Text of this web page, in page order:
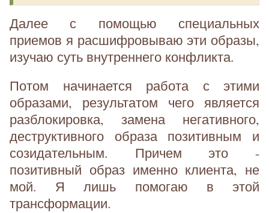
Далее с помощью специальных
приемов я расшифровываю эти образы,
изучаю суть внутреннего конфликта.
Потом начинается работа с этими
образами, результатом чего является
разблокировка, замена негативного,
деструктивного образа позитивным и
созидательным. Причем это -
позитивный образ именно клиента, не
мой. Я лишь помогаю в этой
трансформации.